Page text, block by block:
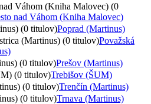
Váhom (Kniha Malovec) (0
nad Váhom (Kniha Malovec)
(0 titulov)Poprad (Martinus)
(Martinus) (0 titulov)Považská
(0 titulov)Prešov (Martinus)
(0 titulov)Trebišov (ŠUM)
(0 titulov)Trenčín (Martinus)
(0 titulov)Trnava (Martinus)